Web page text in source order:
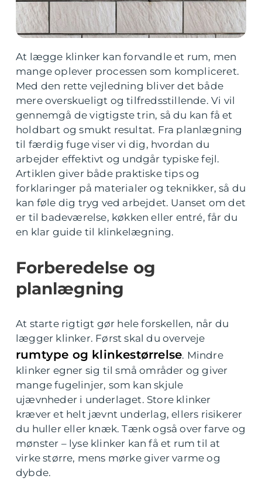
At lægge klinker kan forvandle et rum, men
mange oplever processen som kompliceret.
Med den rette vejledning bliver det både
mere overskueligt og tilfredsstillende. Vi vil
gennemgå de vigtigste trin, så du kan få et
holdbart og smukt resultat. Fra planlægning
til færdig fuge viser vi dig, hvordan du
arbejder effektivt og undgår typiske fejl.
Artiklen giver både praktiske tips og
forklaringer på materialer og teknikker, så du
kan føle dig tryg ved arbejdet. Uanset om det
er til badeværelse, køkken eller entré, får du
en klar guide til klinkelægning.
Forberedelse og
planlægning
At starte rigtigt gør hele forskellen, når du
lægger klinker. Først skal du overveje
rumtype og klinkestørrelse. Mindre
klinker egner sig til små områder og giver
mange fugelinjer, som kan skjule
ujævnheder i underlaget. Store klinker
kræver et helt jævnt underlag, ellers risikerer
du huller eller knæk. Tænk også over farve og
mønster – lyse klinker kan få et rum til at
virke større, mens mørke giver varme og
dybde.